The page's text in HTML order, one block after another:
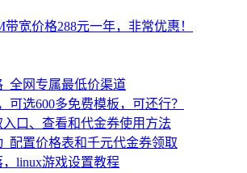
宽价格288元一年，非常优惠！
全网专属最低价渠道
选600多免费模板，可还行？
口、查看和代金券使用方法
配置价格表和千元代金券领取
linux游戏设置教程